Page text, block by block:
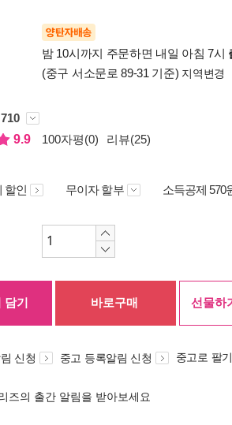
양탄자배송
밤 10시까지 주문하면 내일 아침 7시
(중구 서소문로 89-31 기준) 지역변경
710
9.9
100자평(0) 리뷰(25)
할인 무이자 할부 소득공제 570
담기 바로구매 선물하
신청 중고 등록알림 신청 중고로 팔기
즈의 출간 알림을 받아보세요